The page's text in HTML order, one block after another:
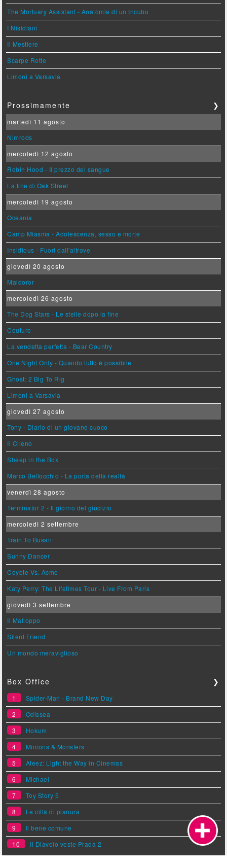
The Mortuary Assistant - Anatomia di un Incubo
I Nisidiani
Il Mestiere
Scarpe Rotte
Limoni a Varsavia
Prossimamente ❯
martedì 11 agosto
Nimrods
mercoledì 12 agosto
Robin Hood - Il prezzo del sangue
La fine di Oak Street
mercoledì 19 agosto
Oceania
Camp Miasma - Adolescenza, sesso e morte
Insidious - Fuori dall'altrove
giovedì 20 agosto
Maldoror
mercoledì 26 agosto
The Dog Stars - Le stelle dopo la fine
Couture
La vendetta perfetta - Bear Country
One Night Only - Quando tutto è possibile
Ghost: 2 Big To Rig
Limoni a Varsavia
giovedì 27 agosto
Tony - Diario di un giovane cuoco
Il Cileno
Sheep in the Box
Marco Bellocchio - La porta della realtà
venerdì 28 agosto
Terminator 2 - Il giorno del giudizio
mercoledì 2 settembre
Train To Busan
Sunny Dancer
Coyote Vs. Acme
Katy Perry: The Lifetimes Tour - Live From Paris
giovedì 3 settembre
Il Malloppo
Silent Friend
Un mondo meraviglioso
Box Office ❯
1
Spider-Man - Brand New Day
2
Odissea
3
Hokum
4
Minions & Monsters
5
Ateez: Light the Way in Cinemas
6
Michael
7
Toy Story 5
8
Le città di pianura
9
Il bene comune
10
Il Diavolo veste Prada 2